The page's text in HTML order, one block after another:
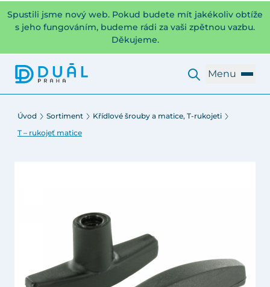
Spustili jsme nový web. Pokud budete mít jakékoliv obtíže
s jeho fungováním, budeme rádi za vaši zpětnou vazbu.
Děkujeme.
Menu
Úvod Sortiment
Křídlové šrouby a matice, T-rukojeti
T – rukojeť matice